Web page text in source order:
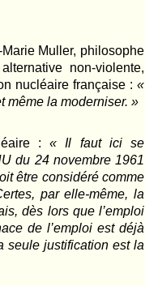
Muller, philosophe
non-violente,
nucléaire française : «
même la moderniser. »
:« Il faut ici se
du 24 novembre 1961
être considéré comme
par elle-même, la
dès lors que l’emploi
de l’emploi est déjà
seule justification est la